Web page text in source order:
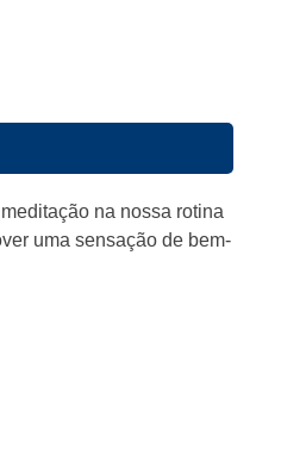
na nossa rotina
uma sensação de bem-